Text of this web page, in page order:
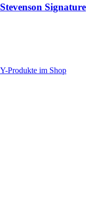
Signature
Produkte im Shop